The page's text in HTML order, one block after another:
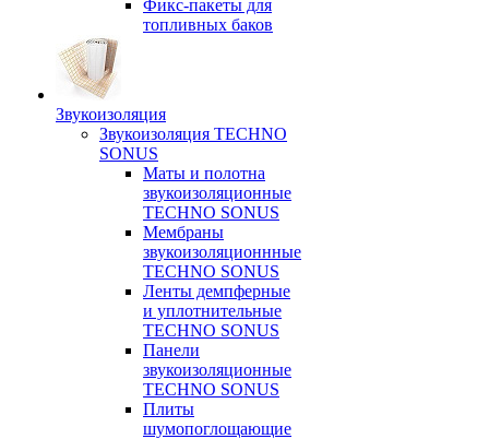
Фикс-пакеты для
топливных баков
Звукоизоляция
Звукоизоляция TECHNO
SONUS
Маты и полотна
звукоизоляционные
TECHNO SONUS
Мембраны
звукоизоляционнные
TECHNO SONUS
Ленты демпферные
и уплотнительные
TECHNO SONUS
Панели
звукоизоляционные
TECHNO SONUS
Плиты
шумопоглощающие